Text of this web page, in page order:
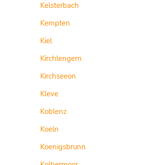
Kelsterbach
Kempten
Kiel
Kirchlengern
Kirchseeon
Kleve
Koblenz
Koeln
Koenigsbrunn